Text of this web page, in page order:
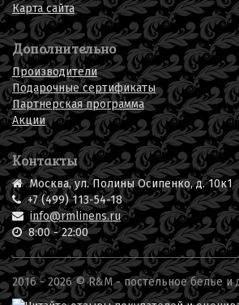
Карта сайта
Дополнительно
Производители
Подарочные сертификаты
Партнерская программа
Акции
Контакты
Москва, ул. Полины Осипенко, д. 10к1
+7 (499) 113-54-18
info@rmlinens.ru
8:00 - 22:00
2016 - 2026 © R&M -постельное белье и